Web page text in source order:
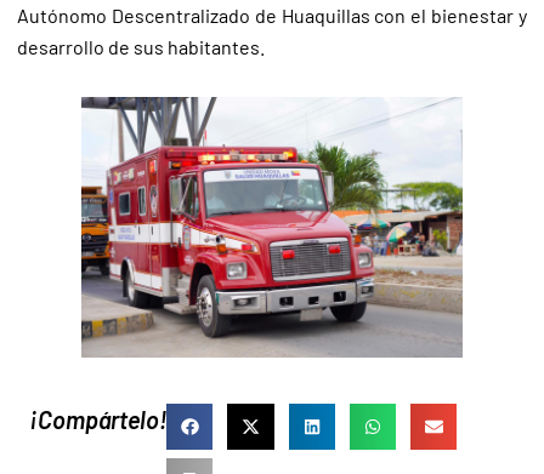
Autónomo Descentralizado de Huaquillas con el bienestar y
desarrollo de sus habitantes.
¡Compártelo!